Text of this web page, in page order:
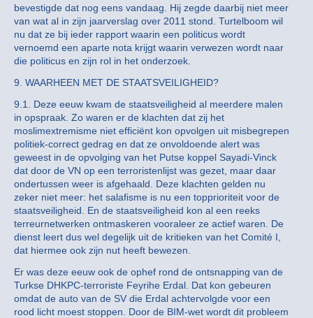
bevestigde dat nog eens vandaag. Hij zegde daarbij niet meer
van wat al in zijn jaarverslag over 2011 stond. Turtelboom wil
nu dat ze bij ieder rapport waarin een politicus wordt
vernoemd een aparte nota krijgt waarin verwezen wordt naar
die politicus en zijn rol in het onderzoek.
9. WAARHEEN MET DE STAATSVEILIGHEID?
9.1. Deze eeuw kwam de staatsveiligheid al meerdere malen
in opspraak. Zo waren er de klachten dat zij het
moslimextremisme niet efficiënt kon opvolgen uit misbegrepen
politiek-correct gedrag en dat ze onvoldoende alert was
geweest in de opvolging van het Putse koppel Sayadi-Vinck
dat door de VN op een terroristenlijst was gezet, maar daar
ondertussen weer is afgehaald. Deze klachten gelden nu
zeker niet meer: het salafisme is nu een topprioriteit voor de
staatsveiligheid. En de staatsveiligheid kon al een reeks
terreurnetwerken ontmaskeren vooraleer ze actief waren. De
dienst leert dus wel degelijk uit de kritieken van het Comité I,
dat hiermee ook zijn nut heeft bewezen.
Er was deze eeuw ook de ophef rond de ontsnapping van de
Turkse DHKPC-terroriste Feyrihe Erdal. Dat kon gebeuren
omdat de auto van de SV die Erdal achtervolgde voor een
rood licht moest stoppen. Door de BIM-wet wordt dit probleem